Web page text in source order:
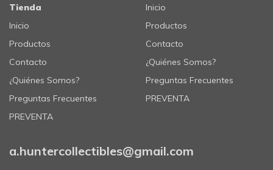
Tienda
Inicio
Productos
Contacto
¿Quiénes Somos?
Preguntas Frecuentes
PREVENTA
Inicio
Productos
Contacto
¿Quiénes Somos?
Preguntas Frecuentes
PREVENTA
a.huntercollectibles@gmail.com